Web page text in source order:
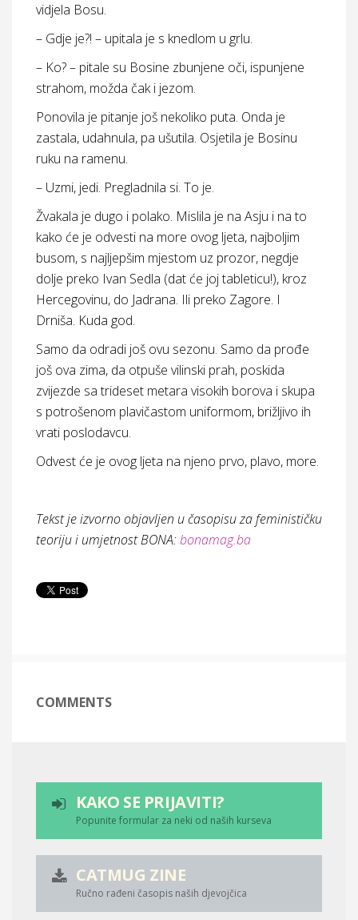
vidjela Bosu.
– Gdje je?! – upitala je s knedlom u grlu.
– Ko? – pitale su Bosine zbunjene oči, ispunjene
strahom, možda čak i jezom.
Ponovila je pitanje još nekoliko puta. Onda je
zastala, udahnula, pa ušutila. Osjetila je Bosinu
ruku na ramenu.
– Uzmi, jedi. Pregladnila si. To je.
Žvakala je dugo i polako. Mislila je na Asju i na to
kako će je odvesti na more ovog ljeta, najboljim
busom, s najljepšim mjestom uz prozor, negdje
dolje preko Ivan Sedla (dat će joj tableticu!), kroz
Hercegovinu, do Jadrana. Ili preko Zagore. I
Drniša. Kuda god.
Samo da odradi još ovu sezonu. Samo da prođe
još ova zima, da otpuše vilinski prah, poskida
zvijezde sa trideset metara visokih borova i skupa
s potrošenom plavičastom uniformom, brižljivo ih
vrati poslodavcu.
Odvest će je ovog ljeta na njeno prvo, plavo, more.
Tekst je izvorno objavljen u časopisu za feminističku
teoriju i umjetnost BONA:bonamag.ba
COMMENTS
KAKO SE PRIJAVITI?
Popunite formular za neki od naših kurseva
CATMUG ZINE
Ručno rađeni časopis naših djevojčica